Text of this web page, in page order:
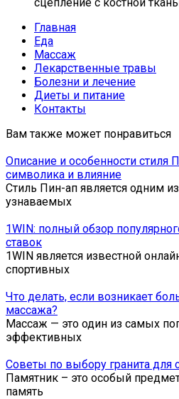
Главная
Еда
Массаж
Лекарственные травы
Болезни и лечение
Диеты и питание
Контакты
Вам также может понравиться
Описание и особенности стиля
символика и влияние
Стиль Пин-ап является одним
узнаваемых
1WIN: полный обзор
ставок
1WIN является известной
спортивных
Что делать, если возникает
массажа?
Массаж — это один из самых
эффективных
Советы по выбору гранита для
Памятник – это особый
память